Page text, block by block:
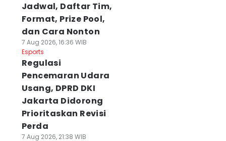
Jadwal, Daftar Tim,
Format, Prize Pool,
dan Cara Nonton
7 Aug 2026, 16:36 WIB
Esports
Regulasi
Pencemaran Udara
Usang, DPRD DKI
Jakarta Didorong
Prioritaskan Revisi
Perda
7 Aug 2026, 21:38 WIB